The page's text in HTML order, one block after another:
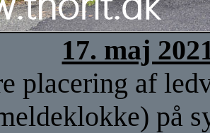
17. maj
placering af
på